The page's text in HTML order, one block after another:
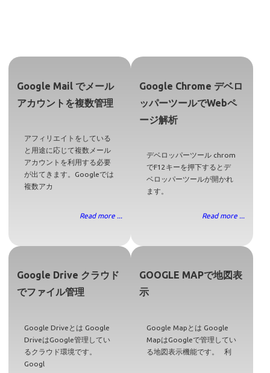
Google Mail でメール
アカウントを複数管理
アフィリエイトをしている
と用途に応じて複数メール
アカウントを利用する必要
が出てきます。Googleでは
複数アカ
Read more ...
Google Chrome デベロ
ッパーツールでWebペ
ージ解析
デベロッパーツール chrom
でF12キーを押下するとデ
ベロッパーツールが開かれ
ます。
Read more ...
Google Drive クラウド
でファイル管理
Google Driveとは Google
DriveはGoogle管理してい
るクラウド環境です。
Googl
GOOGLE MAPで地図表
示
Google Mapとは Google
MapはGoogleで管理してい
る地図表示機能です。 利